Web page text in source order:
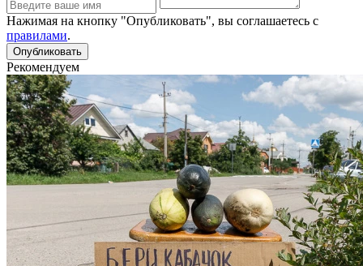
Нажимая на кнопку "Опубликовать", вы соглашаетесь с
правилами.
Рекомендуем